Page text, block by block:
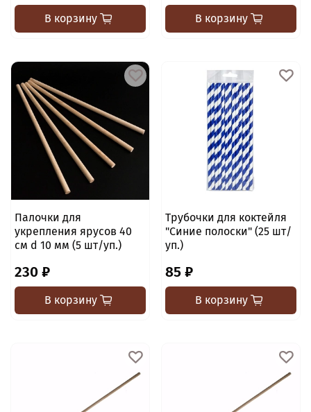
В корзину В корзину
Палочки для
укрепления ярусов 40
см d 10 мм (5 шт/уп.)
230 ₽
В корзину
Трубочки для коктейля
"Синие полоски" (25 шт/
уп.)
85 ₽
В корзину